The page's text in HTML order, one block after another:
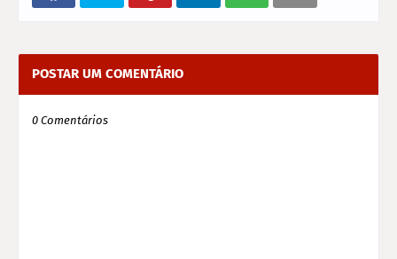
POSTAR UM COMENTÁRIO
0 Comentários